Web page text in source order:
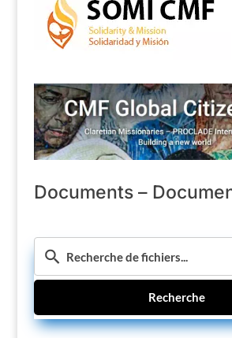
Documents –
Recherche